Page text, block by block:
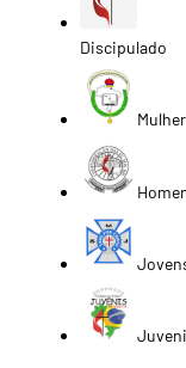
Discipulado